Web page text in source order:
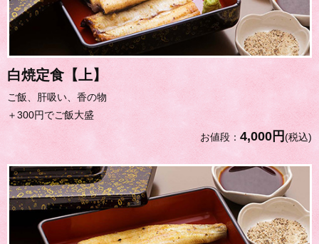
白焼定食【上】
ご飯、肝吸い、香の物
＋300円でご飯大盛
お値段： 4,000円(税込)